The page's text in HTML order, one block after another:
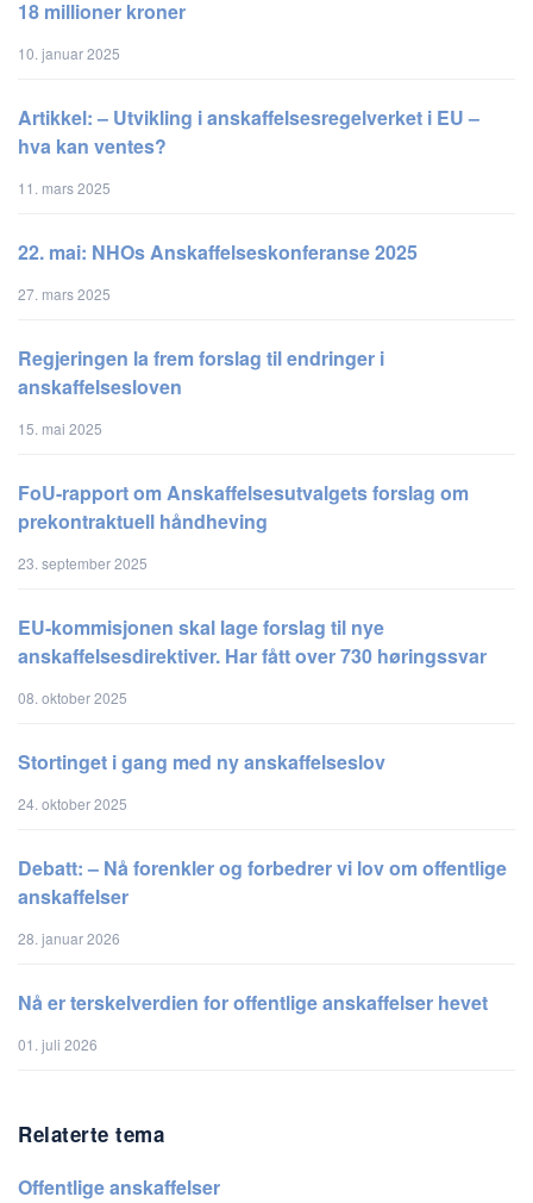
18 millioner kroner
10. januar 2025
Artikkel: – Utvikling i anskaffelsesregelverket i EU –
hva kan ventes?
11. mars 2025
22. mai: NHOs Anskaffelseskonferanse 2025
27. mars 2025
Regjeringen la frem forslag til endringer i
anskaffelsesloven
15. mai 2025
FoU-rapport om Anskaffelsesutvalgets forslag om
prekontraktuell håndheving
23. september 2025
EU-kommisjonen skal lage forslag til nye
anskaffelsesdirektiver. Har fått over 730 høringssvar
08. oktober 2025
Stortinget i gang med ny anskaffelseslov
24. oktober 2025
Debatt: – Nå forenkler og forbedrer vi lov om offentlige
anskaffelser
28. januar 2026
Nå er terskelverdien for offentlige anskaffelser hevet
01. juli 2026
Relaterte tema
Offentlige anskaffelser